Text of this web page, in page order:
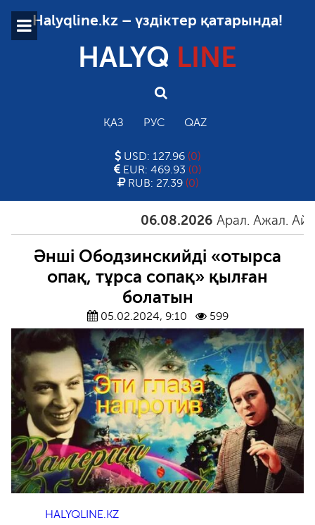
Halyqline.kz – үздіктер қатарында!
HALYQ LINE
ҚАЗ РУС QAZ
USD: 127.96 (0)
EUR: 469.93 (0)
RUB: 27.39 (0)
06.08.2026 Арал. Ажал. Айғақ
Әнші Ободзинскийді «отырса
опақ, тұрса сопақ» қылған
болатын
05.02.2024, 9:10 599
HALYQLINE.KZ